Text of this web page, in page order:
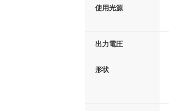
使用光源
出力電圧
形状